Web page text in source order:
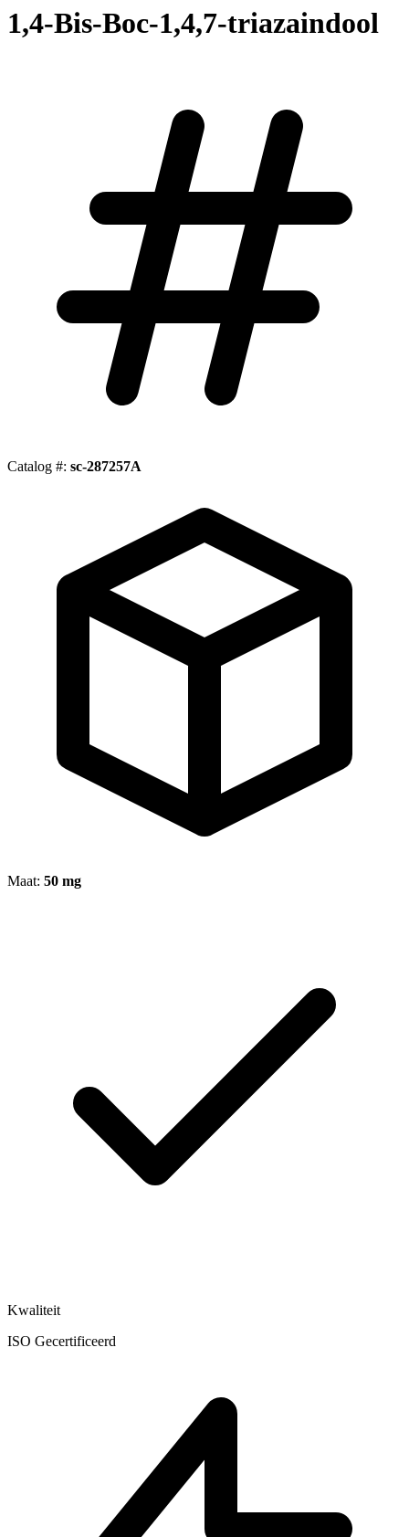
1,4-Bis-Boc-1,4,7-triazaindool
Catalog #: sc-287257A
Maat: 50 mg
Kwaliteit
ISO Gecertificeerd